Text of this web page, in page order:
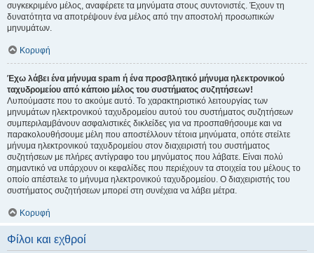
συγκεκριμένο μέλος, αναφέρετε τα μηνύματα στους συντονιστές. Έχουν τη
δυνατότητα να αποτρέψουν ένα μέλος από την αποστολή προσωπικών
μηνυμάτων.
Κορυφή
Έχω λάβει ένα μήνυμα spam ή ένα προσβλητικό μήνυμα ηλεκτρονικού
ταχυδρομείου από κάποιο μέλος του συστήματος συζητήσεων!
Λυπούμαστε που το ακούμε αυτό. Το χαρακτηριστικό λειτουργίας των
μηνυμάτων ηλεκτρονικού ταχυδρομείου αυτού του συστήματος συζητήσεων
συμπεριλαμβάνουν ασφαλιστικές δικλείδες για να προσπαθήσουμε και να
παρακολουθήσουμε μέλη που αποστέλλουν τέτοια μηνύματα, οπότε στείλτε
μήνυμα ηλεκτρονικού ταχυδρομείου στον διαχειριστή του συστήματος
συζητήσεων με πλήρες αντίγραφο του μηνύματος που λάβατε. Είναι πολύ
σημαντικό να υπάρχουν οι κεφαλίδες που περιέχουν τα στοιχεία του μέλους το
οποίο απέστειλε το μήνυμα ηλεκτρονικού ταχυδρομείου. Ο διαχειριστής του
συστήματος συζητήσεων μπορεί στη συνέχεια να λάβει μέτρα.
Κορυφή
Φίλοι και εχθροί